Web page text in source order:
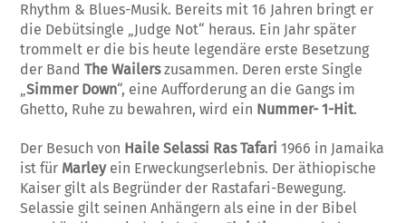
Rhythm & Blues-Musik. Bereits mit 16 Jahren bringt er
die Debütsingle „Judge Not“ heraus. Ein Jahr später
trommelt er die bis heute legendäre erste Besetzung
der BandThe Wailerszusammen. Deren erste Single
„Simmer Down“, eine Aufforderung an die Gangs im
Ghetto, Ruhe zu bewahren, wird ein Nummer- 1-Hit.
Der Besuch von Haile Selassi Ras Tafari 1966 in Jamaika
ist für Marleyein Erweckungserlebnis. Der äthiopische
Kaiser gilt als Begründer der Rastafari-Bewegung.
Selassie gilt seinen Anhängern als eine in der Bibel